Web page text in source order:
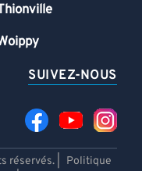
SUIVEZ-NOUS
réservés. | Politique